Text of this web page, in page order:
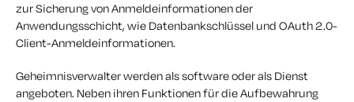
zur Sicherung von Anmeldeinformationen der
Anwendungsschicht, wie Datenbankschlüssel und OAuth 2.0-
Client-Anmeldeinformationen.
Geheimnisverwalter werden als software oder als Dienst
angeboten. Neben ihren Funktionen für die Aufbewahrung